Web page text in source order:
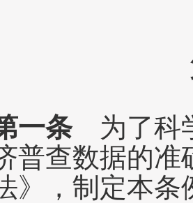
一条为了科
普查数据的
》，制定本条